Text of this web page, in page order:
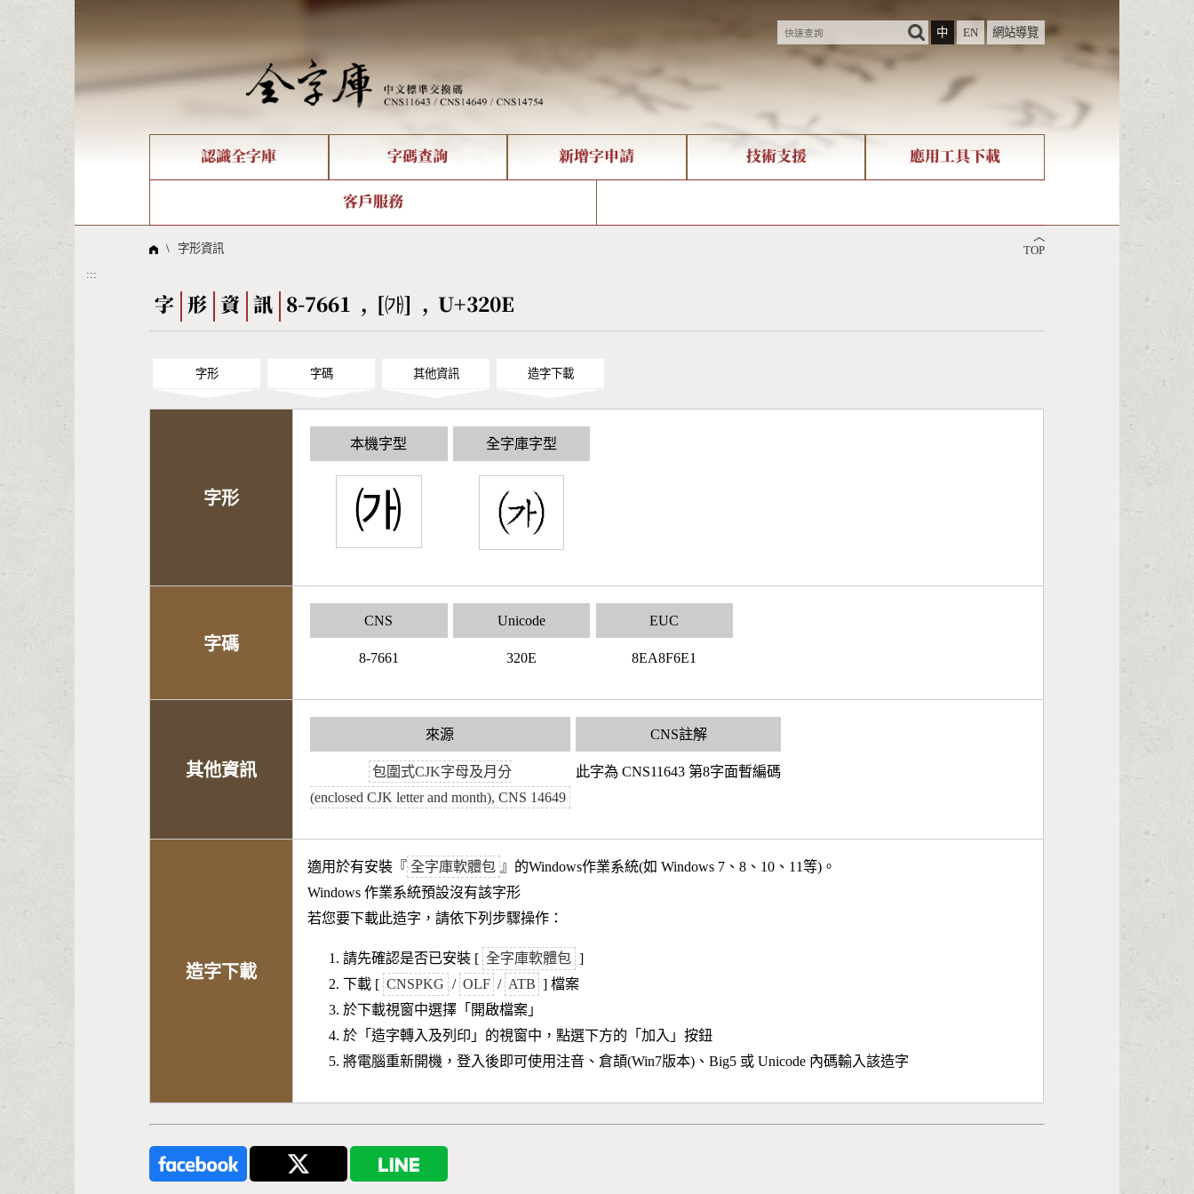
:::
中
EN 網站導覽
認識全字庫
全字庫現況
線上教學
字碼查詢
部件查詢
倉頡查詢
Big5查詢 拼音查詢
新增字申請 技術支援
造字解決方案
應用工具下載
字形下載
客戶服務
問題集
︿
TOP
\ 字形資訊
:::
字 形 資 訊 8-7661 , [㈎] , U+320E
字形 字碼 其他資訊 造字下載
字形
本機字型
㈎
全字庫字型
字碼
CNS
8-7661
Unicode
320E
EUC
8EA8F6E1
其他資訊
來源
包圍式CJK字母及月分
(enclosed CJK letter and month), CNS 14649
CNS註解
此字為 CNS11643 第8字面暫編碼
造字下載
適用於有安裝『 全字庫軟體包 』的Windows作業系統(如 Windows 7、8、10、11等)。
Windows 作業系統預設沒有該字形
若您要下載此造字，請依下列步驟操作：
請先確認是否已安裝 [ 全字庫軟體包 ]
下載 [ CNSPKG / OLF / ATB ] 檔案
於下載視窗中選擇「開啟檔案」
於「造字轉入及列印」的視窗中，點選下方的「加入」按鈕
將電腦重新開機，登入後即可使用注音、倉頡(Win7版本)、Big5 或 Unicode 內碼輸入該造字